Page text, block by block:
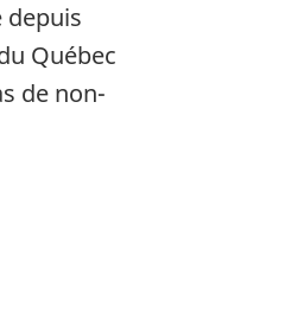
depuis
Québec
de non-